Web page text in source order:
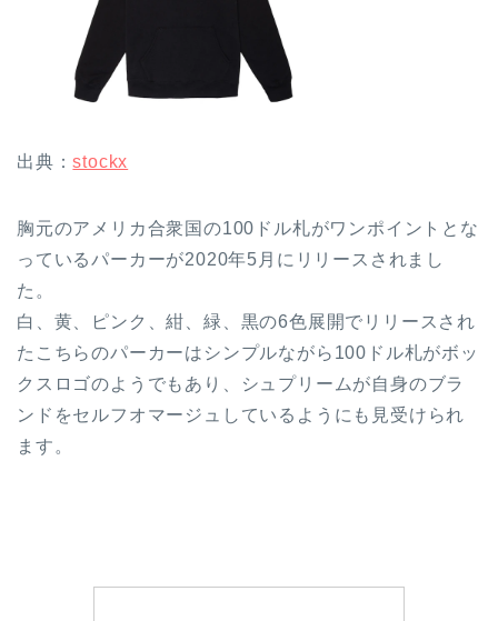
出典：stockx
胸元のアメリカ合衆国の100ドル札がワンポイントとな
っているパーカーが2020年5月にリリースされまし
た。
白、黄、ピンク、紺、緑、黒の6色展開でリリースされ
たこちらのパーカーはシンプルながら100ドル札がボッ
クスロゴのようでもあり、シュプリームが自身のブラ
ンドをセルフオマージュしているようにも見受けられ
ます。